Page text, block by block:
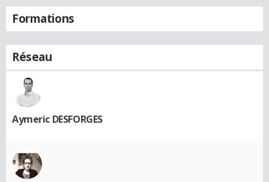
Formations
Réseau
Aymeric DESFORGES